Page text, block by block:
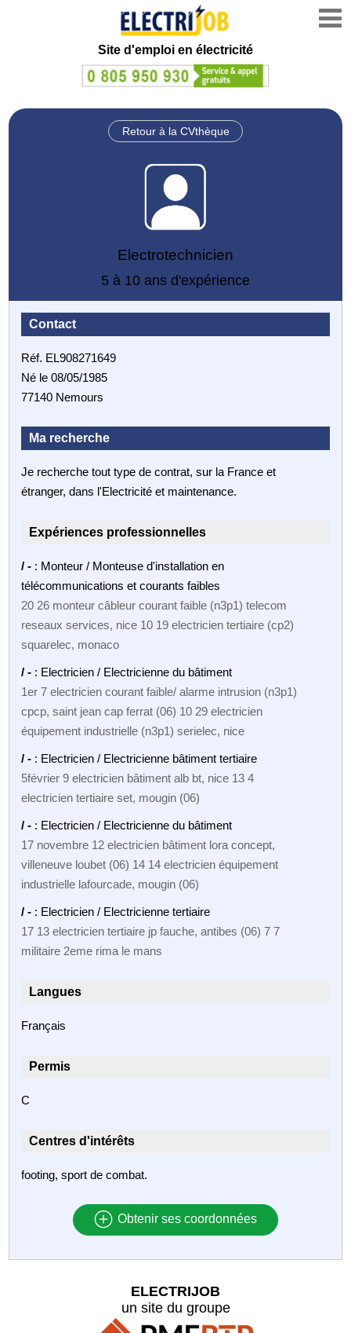
Site d'emploi en électricité
Retour à la CVthèque
Electrotechnicien
5 à 10 ans d'expérience
Contact
Réf. EL908271649
Né le 08/05/1985
77140 Nemours
Ma recherche
Je recherche tout type de contrat, sur la France et
étranger, dans l'Electricité et maintenance.
Expériences professionnelles
/ - : Monteur / Monteuse d'installation en
télécommunications et courants faibles
20 26 monteur câbleur courant faible (n3p1) telecom
reseaux services, nice 10 19 electricien tertiaire (cp2)
squarelec, monaco
/ - : Electricien / Electricienne du bâtiment
1er 7 electricien courant faible/ alarme intrusion (n3p1)
cpcp, saint jean cap ferrat (06) 10 29 electricien
équipement industrielle (n3p1) serielec, nice
/ - : Electricien / Electricienne bâtiment tertiaire
5février 9 electricien bâtiment alb bt, nice 13 4
electricien tertiaire set, mougin (06)
/ - : Electricien / Electricienne du bâtiment
17 novembre 12 electricien bâtiment lora concept,
villeneuve loubet (06) 14 14 electricien équipement
industrielle lafourcade, mougin (06)
/ - : Electricien / Electricienne tertiaire
17 13 electricien tertiaire jp fauche, antibes (06) 7 7
militaire 2eme rima le mans
Langues
Français
Permis
C
Centres d'intérêts
footing, sport de combat.
Obtenir ses coordonnées
ELECTRIJOB
un site du groupe